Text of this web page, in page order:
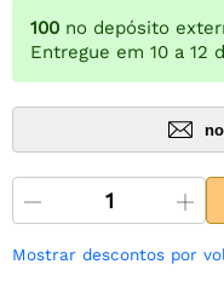
100 no depósito
Entregue em 10 a 12
Mostrar descontos por